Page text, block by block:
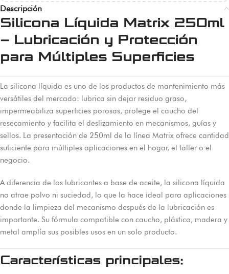
Descripción
Silicona Líquida Matrix 250ml
– Lubricación y Protección
para Múltiples Superficies
La silicona líquida es uno de los productos de mantenimiento más
versátiles del mercado: lubrica sin dejar residuo graso,
impermeabiliza superficies porosas, protege el caucho del
resecamiento y facilita el deslizamiento en mecanismos, guías y
sellos. La presentación de 250ml de la línea Matrix ofrece cantidad
suficiente para múltiples aplicaciones en el hogar, el taller o el
negocio.
A diferencia de los lubricantes a base de aceite, la silicona líquida
no atrae polvo ni suciedad, lo que la hace ideal para aplicaciones
donde la limpieza del mecanismo después de la lubricación es
importante. Su fórmula compatible con caucho, plástico, madera y
metal amplía sus posibles usos en un solo producto.
Características principales: